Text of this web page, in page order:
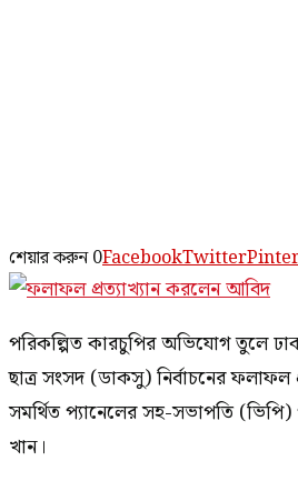
শেয়ার করুন 0FacebookTwitter
পরিকল্পিত কারচুপির অভিযোগ তুলে ঢাকা
ছাত্র সংসদ (ডাকসু) নির্বাচনের ফলাফল
সমর্থিত প্যানেলের সহ-সভাপতি (ভিপি)
খান।